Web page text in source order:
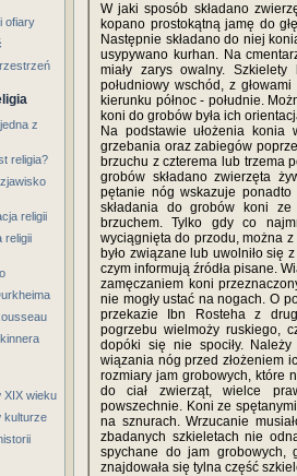
ofiary
z
religia?
religii
religii
XIX wieku
kulturze
W jaki sposób składano
kopano prostokątną jamę do
Następnie składano do niej
usypywano kurhan. Na
miały zarys owalny.
południowy wschód, z
kierunku północ - południe.
koni do grobów była ich
Na podstawie ułożenia
grzebania oraz zabiegów
brzuchu z czterema lub trzema
grobów składano zwierzęta
pętanie nóg wskazuje ponadto
składania do grobów koni ze
brzuchem. Tylko gdy co
wyciągnięta do przodu, można
było związane lub uwolniło się
czym informują źródła pisane.
zamęczaniem koni
nie mogły ustać na nogach. O
przekazie Ibn Rosteha z
pogrzebu wielmoży ruskiego,
dopóki się nie spociły.
wiązania nóg przed złożeniem
rozmiary jam grobowych, które
do ciał zwierząt, wielce
powszechnie. Koni ze
na sznurach. Wrzucanie
zbadanych szkieletach nie
spychane do jam grobowych,
znajdowała się tylna część